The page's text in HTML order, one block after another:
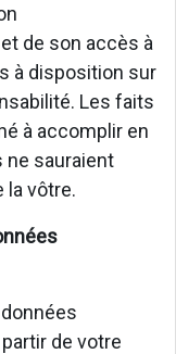
de son accès à
à disposition sur
Les faits
à accomplir en
sauraient
la vôtre.
de votre